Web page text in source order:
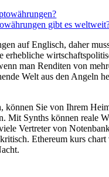
gibt es
auf Englisch, daher
erhebliche
man Renditen von
Welt aus den Angeln
Sie von Ihrem
Mit Synths können
Vertreter von
Ethereum kurs